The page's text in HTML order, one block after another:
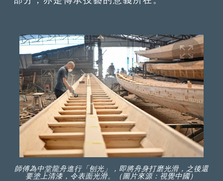
師傅為中堂龍舟進行「刨光」，即將舟身打磨光滑，之後還
要塗上清漆，令表面光滑。（圖片來源：視覺中國）